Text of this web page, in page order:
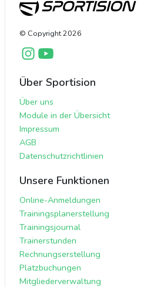
© Copyright2026
Über Sportision
Über uns
Module in der Übersicht
Impressum
AGB
Datenschutzrichtlinien
Unsere Funktionen
Online-Anmeldungen
Trainingsplanerstellung
Trainingsjournal
Trainerstunden
Rechnungserstellung
Platzbuchungen
Mitgliederverwaltung